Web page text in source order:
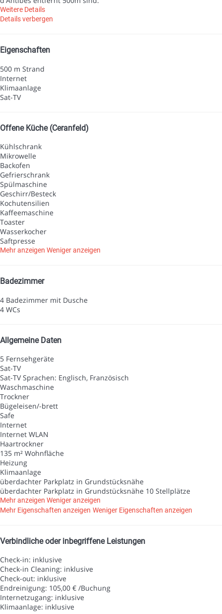
Weitere Details
Details verbergen
Eigenschaften
500 m Strand
Internet
Klimaanlage
Sat-TV
Offene Küche (Ceranfeld)
Kühlschrank
Mikrowelle
Backofen
Gefrierschrank
Spülmaschine
Geschirr/Besteck
Kochutensilien
Kaffeemaschine
Toaster
Wasserkocher
Saftpresse
Mehr anzeigen Weniger anzeigen
Badezimmer
4 Badezimmer mit Dusche
4 WCs
Allgemeine Daten
5 Fernsehgeräte
Sat-TV
Sat-TVSprachen: Englisch, Französisch
Waschmaschine
Trockner
Bügeleisen/-brett
Safe
Internet
Internet WLAN
Haartrockner
135 m² Wohnfläche
Heizung
Klimaanlage
überdachter Parkplatz in Grundstücksnähe
überdachter Parkplatz in Grundstücksnähe 10 Stellplätze
Mehr anzeigen Weniger anzeigen
Mehr Eigenschaften anzeigen Weniger Eigenschaften anzeigen
Verbindliche oder inbegriffene Leistungen
Check-in: inklusive
Check-in Cleaning: inklusive
Check-out: inklusive
Endreinigung: 105,00 € /Buchung
Internetzugang: inklusive
Klimaanlage: inklusive